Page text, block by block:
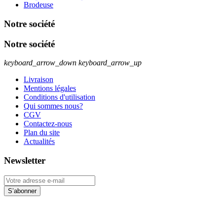
Brodeuse
Notre société
Notre société
keyboard_arrow_down keyboard_arrow_up
Livraison
Mentions légales
Conditions d'utilisation
Qui sommes nous?
CGV
Contactez-nous
Plan du site
Actualités
Newsletter
S’abonner